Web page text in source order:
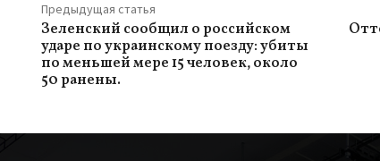
Предыдущая статья
Зеленский сообщил о российском
ударе по украинскому поезду: убиты
по меньшей мере 15 человек, около
50 ранены.